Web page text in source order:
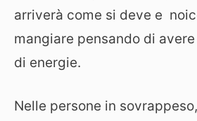
arriverà come si deve e
mangiare pensando di
di energie.
Nelle persone in